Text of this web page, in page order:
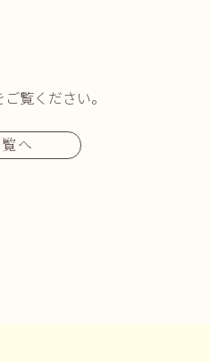
覧ください。
へ